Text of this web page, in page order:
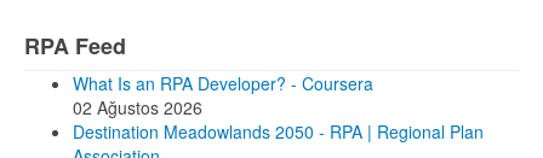
RPA Feed
What Is an RPA Developer? - Coursera
02 Ağustos 2026
Destination Meadowlands 2050 - RPA | Regional Plan